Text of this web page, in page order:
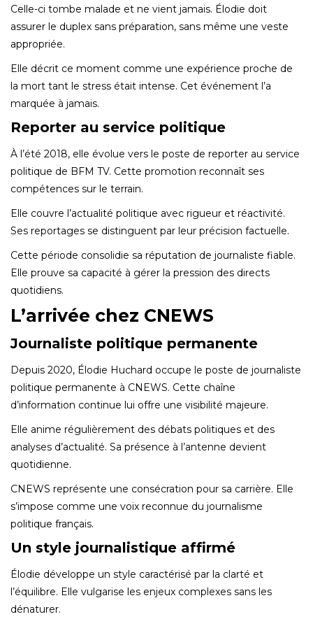
Celle-ci tombe malade et ne vient jamais. Élodie doit
assurer le duplex sans préparation, sans même une veste
appropriée.
Elle décrit ce moment comme une expérience proche de
la mort tant le stress était intense. Cet événement l’a
marquée à jamais.
Reporter au service politique
À l’été 2018, elle évolue vers le poste de reporter au service
politique de BFM TV. Cette promotion reconnaît ses
compétences sur le terrain.
Elle couvre l’actualité politique avec rigueur et réactivité.
Ses reportages se distinguent par leur précision factuelle.
Cette période consolidie sa réputation de journaliste fiable.
Elle prouve sa capacité à gérer la pression des directs
quotidiens.
L’arrivée chez CNEWS
Journaliste politique permanente
Depuis 2020, Élodie Huchard occupe le poste de journaliste
politique permanente à CNEWS. Cette chaîne
d’information continue lui offre une visibilité majeure.
Elle anime régulièrement des débats politiques et des
analyses d’actualité. Sa présence à l’antenne devient
quotidienne.
CNEWS représente une consécration pour sa carrière. Elle
s’impose comme une voix reconnue du journalisme
politique français.
Un style journalistique affirmé
Élodie développe un style caractérisé par la clarté et
l’équilibre. Elle vulgarise les enjeux complexes sans les
dénaturer.